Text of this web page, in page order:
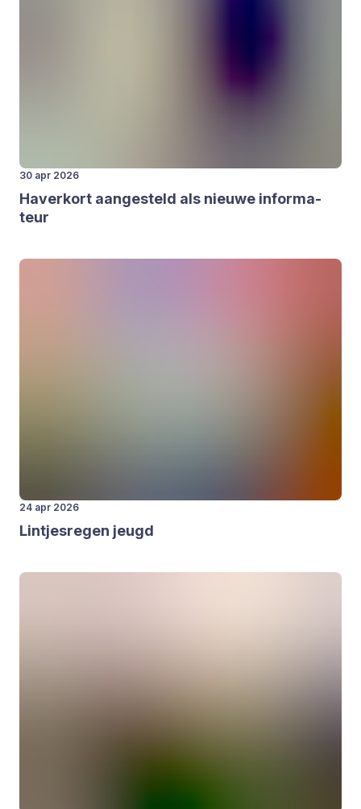
30 apr 2026
Haver­kort aan­ge­steld als nieu­we infor­ma­
teur
24 apr 2026
Lint­jes­re­gen jeugd